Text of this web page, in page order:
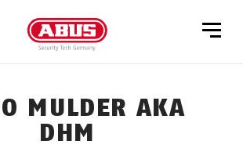
MULDER AKA
DHM